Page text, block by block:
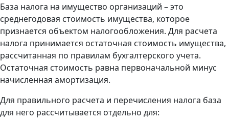
База налога на имущество организаций – это
среднегодовая стоимость имущества, которое
признается объектом налогообложения. Для расчета
налога принимается остаточная стоимость имущества,
рассчитанная по правилам бухгалтерского учета.
Остаточная стоимость равна первоначальной минус
начисленная амортизация.
Для правильного расчета и перечисления налога база
для него рассчитывается отдельно для: